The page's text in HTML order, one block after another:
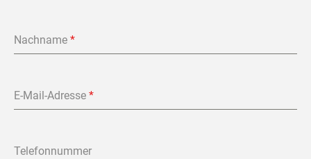
Nachname *
E-Mail-Adresse *
Telefonnummer